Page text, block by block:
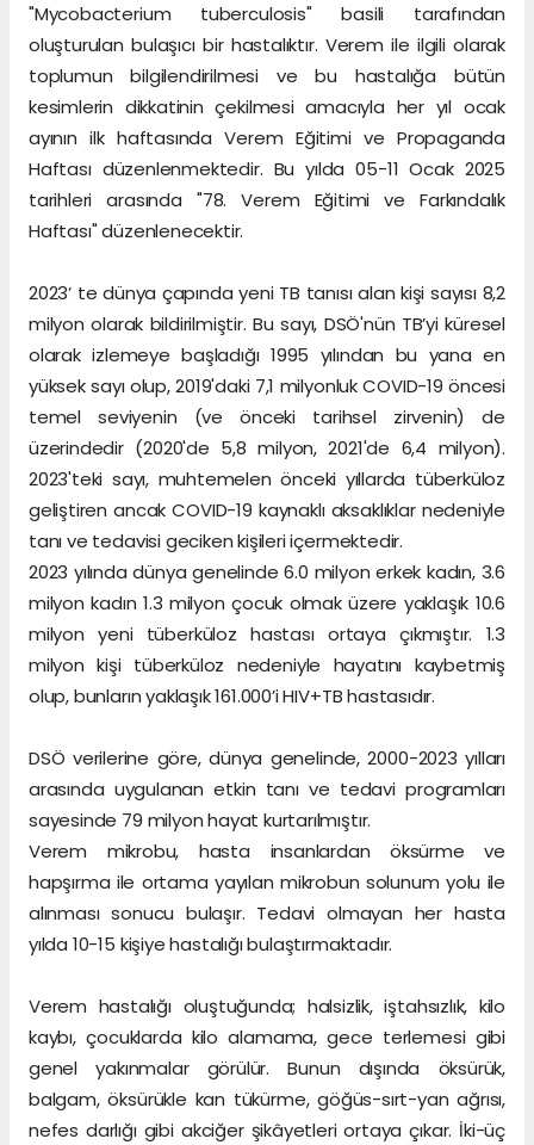
"Mycobacterium tuberculosis" basili tarafından
oluşturulan bulaşıcı bir hastalıktır. Verem ile ilgili olarak
toplumun bilgilendirilmesi ve bu hastalığa bütün
kesimlerin dikkatinin çekilmesi amacıyla her yıl ocak
ayının ilk haftasında Verem Eğitimi ve Propaganda
Haftası düzenlenmektedir. Bu yılda 05-11 Ocak 2025
tarihleri arasında "78. Verem Eğitimi ve Farkındalık
Haftası" düzenlenecektir.
2023’ te dünya çapında yeni TB tanısı alan kişi sayısı 8,2
milyon olarak bildirilmiştir. Bu sayı, DSÖ'nün TB’yi küresel
olarak izlemeye başladığı 1995 yılından bu yana en
yüksek sayı olup, 2019'daki 7,1 milyonluk COVID-19 öncesi
temel seviyenin (ve önceki tarihsel zirvenin) de
üzerindedir (2020'de 5,8 milyon, 2021'de 6,4 milyon).
2023'teki sayı, muhtemelen önceki yıllarda tüberküloz
geliştiren ancak COVID-19 kaynaklı aksaklıklar nedeniyle
tanı ve tedavisi geciken kişileri içermektedir.
2023 yılında dünya genelinde 6.0 milyon erkek kadın, 3.6
milyon kadın 1.3 milyon çocuk olmak üzere yaklaşık 10.6
milyon yeni tüberküloz hastası ortaya çıkmıştır. 1.3
milyon kişi tüberküloz nedeniyle hayatını kaybetmiş
olup, bunların yaklaşık 161.000’i HIV+TB hastasıdır.
DSÖ verilerine göre, dünya genelinde, 2000-2023 yılları
arasında uygulanan etkin tanı ve tedavi programları
sayesinde 79 milyon hayat kurtarılmıştır.
Verem mikrobu, hasta insanlardan öksürme ve
hapşırma ile ortama yayılan mikrobun solunum yolu ile
alınması sonucu bulaşır. Tedavi olmayan her hasta
yılda 10-15 kişiye hastalığı bulaştırmaktadır.
Verem hastalığı oluştuğunda; halsizlik, iştahsızlık, kilo
kaybı, çocuklarda kilo alamama, gece terlemesi gibi
genel yakınmalar görülür. Bunun dışında öksürük,
balgam, öksürükle kan tükürme, göğüs-sırt-yan ağrısı,
nefes darlığı gibi akciğer şikâyetleri ortaya çıkar. İki-üç